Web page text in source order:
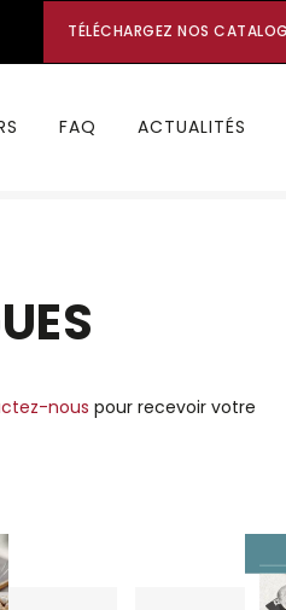
TÉLÉCHARGEZ NOS
FAQ ACTUALITÉS
nous pour recevoir votre